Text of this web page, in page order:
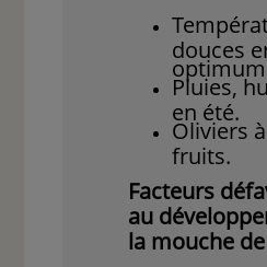
douces
optimum
Pluies,
en été.
Oliviers
fruits.
Facteurs
au
la mouche de